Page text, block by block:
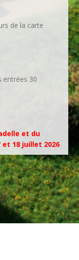
de la carte
entrées 30
et du
et 18 juillet 2026